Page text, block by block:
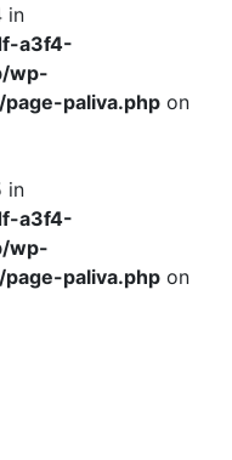
in
a3f4-
wp-
paliva.php on
in
a3f4-
wp-
paliva.php on